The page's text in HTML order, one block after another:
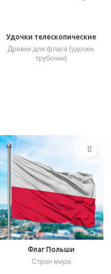
Удочки телескопические
Древки для флага (удочки,
трубочки)
Флаг Польши
Стран мира